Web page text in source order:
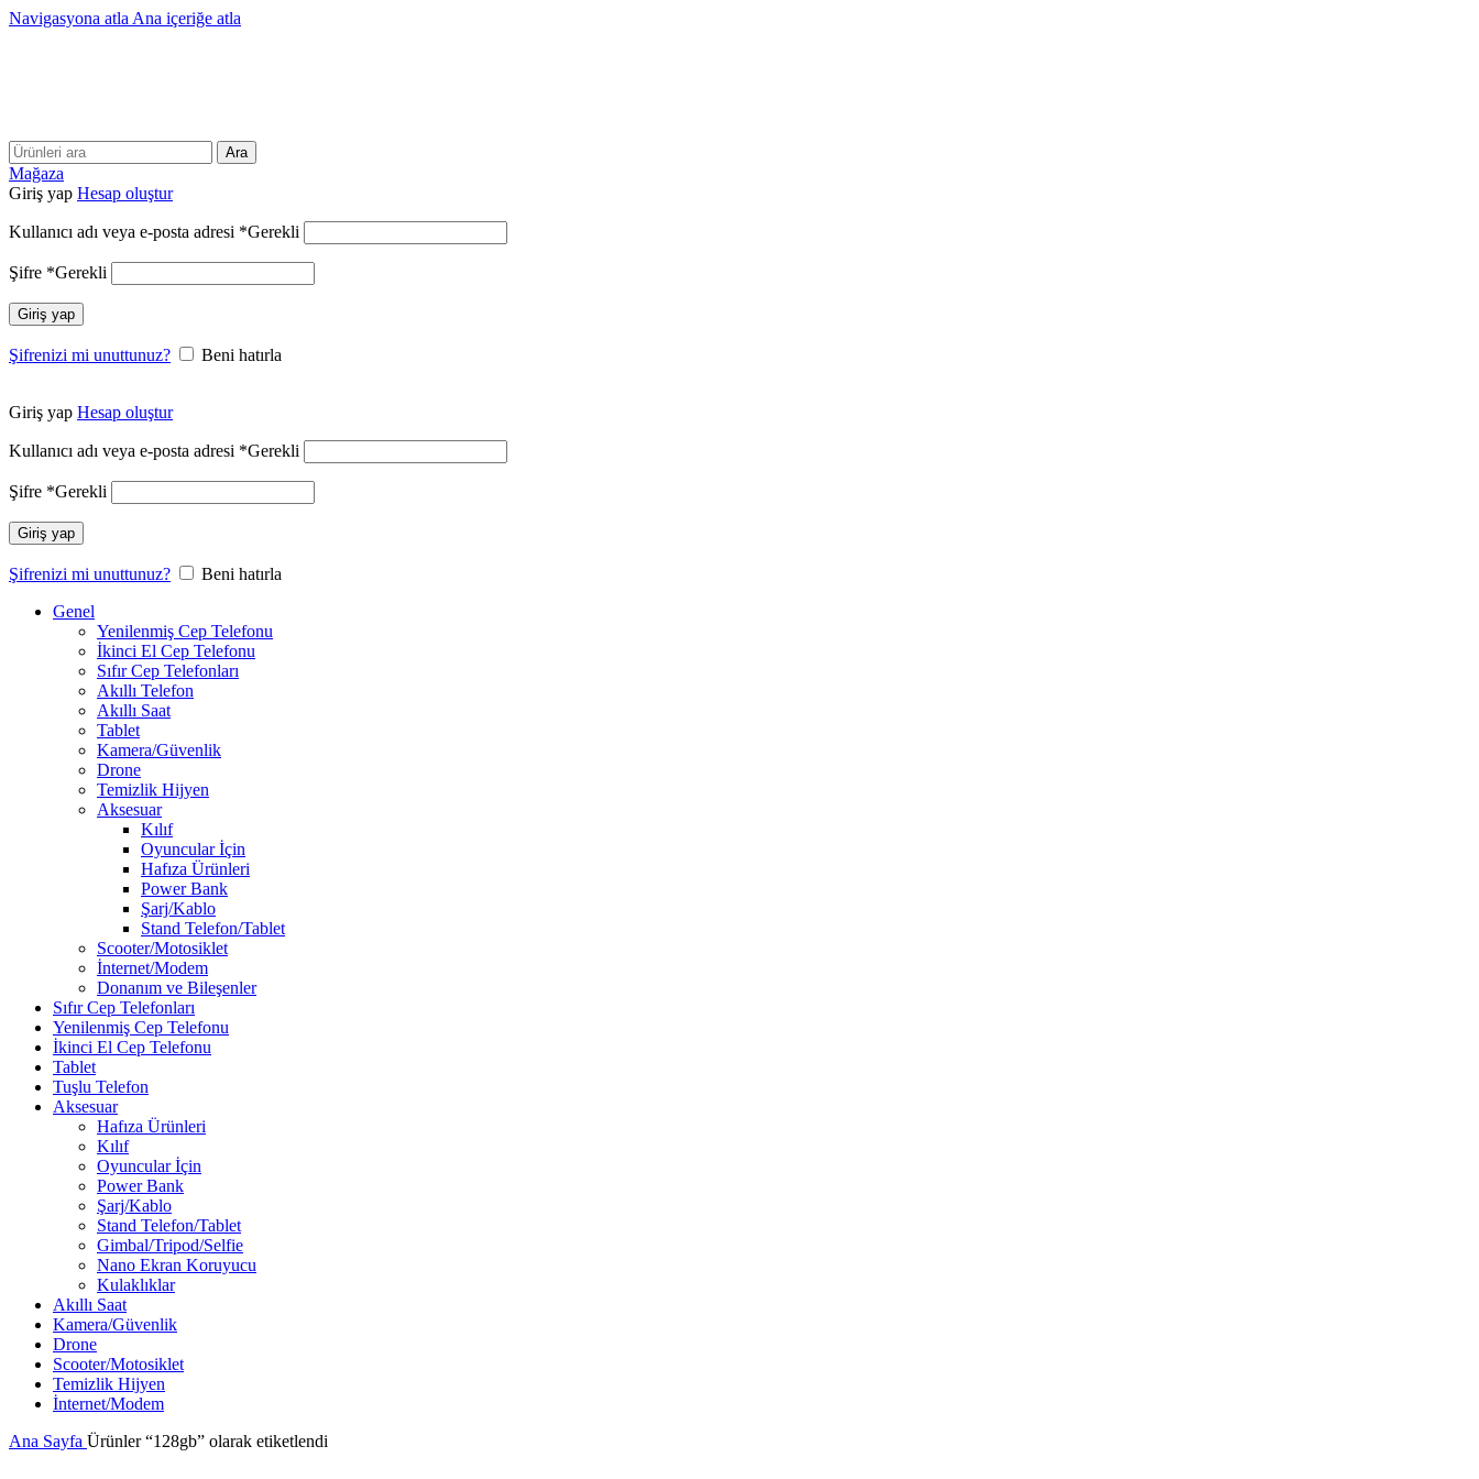
Navigasyona atla Ana içeriğe atla
Ara
Mağaza
Giriş yap Hesap oluştur
Kullanıcı adı veya e-posta adresi *Gerekli
Şifre *Gerekli
Giriş yap
Şifrenizi mi unuttunuz? Beni hatırla
Giriş yap Hesap oluştur
Kullanıcı adı veya e-posta adresi *Gerekli
Şifre *Gerekli
Giriş yap
Şifrenizi mi unuttunuz?
Beni hatırla
Genel
Yenilenmiş Cep Telefonu
İkinci El Cep Telefonu
Sıfır Cep Telefonları
Akıllı Telefon
Akıllı Saat
Tablet
Kamera/Güvenlik
Drone
Temizlik Hijyen
Aksesuar
Kılıf
Oyuncular İçin
Hafıza Ürünleri
Power Bank
Şarj/Kablo
Stand Telefon/Tablet
Scooter/Motosiklet
İnternet/Modem
Donanım ve Bileşenler
Sıfır Cep Telefonları
Yenilenmiş Cep Telefonu
İkinci El Cep Telefonu
Tablet
Tuşlu Telefon
Aksesuar
Hafıza Ürünleri
Kılıf
Oyuncular İçin
Power Bank
Şarj/Kablo
Stand Telefon/Tablet
Gimbal/Tripod/Selfie
Nano Ekran Koruyucu
Kulaklıklar
Akıllı Saat
Kamera/Güvenlik
Drone
Scooter/Motosiklet
Temizlik Hijyen
İnternet/Modem
Ana Sayfa Ürünler “128gb” olarak etiketlendi